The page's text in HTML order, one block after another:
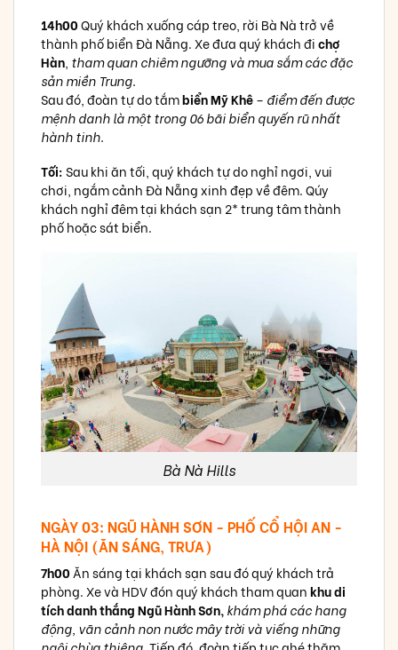
14h00Quý khách xuống cáp treo, rời Bà Nà trở về
thành phố biển Đà Nẵng. Xe đưa quý khách đichợ
Hàn tham quan chiêm ngưỡng và mua sắm các đặc
sản miền Trung.
Sau đó, đoàn tự do tắmbiển Mỹ Khê– điểm đến được
mệnh danh là một trong 06 bãi biển quyến rũ nhất
hành tinh.
Tối:Sau khi ăn tối, quý khách tự do nghỉ ngơi, vui
chơi, ngắm cảnh Đà Nẵng xinh đẹp về đêm. Qúy
khách nghỉ đêm tại khách sạn 2* trung tâm thành
phố hoặc sát biển.
Bà Nà Hills
NGÀY 03: NGŨ HÀNH SƠN - PHỐ CỔ HỘI AN -
HÀ NỘI (ĂN SÁNG, TRƯA)
7h00Ăn sáng tại khách sạn sau đó quý khách trả
phòng. Xe và HDV đón quý khách tham quankhu di
tích danh thắng Ngũ Hành Sơn, khám phá các hang
động, vãn cảnh non nước mây trời và viếng những